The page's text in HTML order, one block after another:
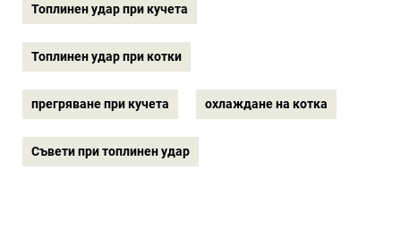
Топлинен удар при кучета
Топлинен удар при котки
прегряване при кучета охлаждане на котка
Съвети при топлинен удар